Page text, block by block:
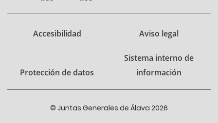
Accesibilidad Aviso legal
Protección de datos
Sistema interno de
información
© Juntas Generales de Álava 2026